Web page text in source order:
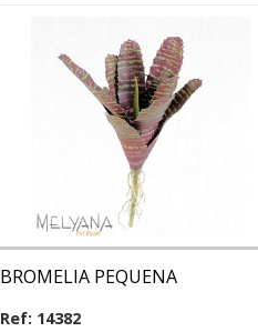
BROMELIA PEQUENA
Ref: 14382